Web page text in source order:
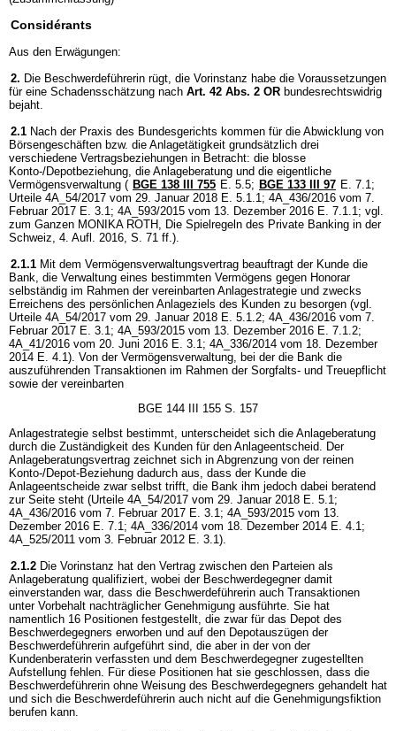
Considérants
Aus den Erwägungen:
2. Die Beschwerdeführerin rügt, die Vorinstanz habe die Voraussetzungen
für eine Schadensschätzung nach Art. 42 Abs. 2 OR bundesrechtswidrig
bejaht.
2.1 Nach der Praxis des Bundesgerichts kommen für die Abwicklung von
Börsengeschäften bzw. die Anlagetätigkeit grundsätzlich drei
verschiedene Vertragsbeziehungen in Betracht: die blosse
Konto-/Depotbeziehung, die Anlageberatung und die eigentliche
Vermögensverwaltung ( BGE 138 III 755 E. 5.5; BGE 133 III 97 E. 7.1;
Urteile 4A_54/2017 vom 29. Januar 2018 E. 5.1.1; 4A_436/2016 vom 7.
Februar 2017 E. 3.1; 4A_593/2015 vom 13. Dezember 2016 E. 7.1.1; vgl.
zum Ganzen MONIKA ROTH, Die Spielregeln des Private Banking in der
Schweiz, 4. Aufl. 2016, S. 71 ff.).
2.1.1 Mit dem Vermögensverwaltungsvertrag beauftragt der Kunde die
Bank, die Verwaltung eines bestimmten Vermögens gegen Honorar
selbständig im Rahmen der vereinbarten Anlagestrategie und zwecks
Erreichens des persönlichen Anlageziels des Kunden zu besorgen (vgl.
Urteile 4A_54/2017 vom 29. Januar 2018 E. 5.1.2; 4A_436/2016 vom 7.
Februar 2017 E. 3.1; 4A_593/2015 vom 13. Dezember 2016 E. 7.1.2;
4A_41/2016 vom 20. Juni 2016 E. 3.1; 4A_336/2014 vom 18. Dezember
2014 E. 4.1). Von der Vermögensverwaltung, bei der die Bank die
auszuführenden Transaktionen im Rahmen der Sorgfalts- und Treuepflicht
sowie der vereinbarten
BGE 144 III 155 S. 157
Anlagestrategie selbst bestimmt, unterscheidet sich die Anlageberatung
durch die Zuständigkeit des Kunden für den Anlageentscheid. Der
Anlageberatungsvertrag zeichnet sich in Abgrenzung von der reinen
Konto-/Depot-Beziehung dadurch aus, dass der Kunde die
Anlageentscheide zwar selbst trifft, die Bank ihm jedoch dabei beratend
zur Seite steht (Urteile 4A_54/2017 vom 29. Januar 2018 E. 5.1;
4A_436/2016 vom 7. Februar 2017 E. 3.1; 4A_593/2015 vom 13.
Dezember 2016 E. 7.1; 4A_336/2014 vom 18. Dezember 2014 E. 4.1;
4A_525/2011 vom 3. Februar 2012 E. 3.1).
2.1.2 Die Vorinstanz hat den Vertrag zwischen den Parteien als
Anlageberatung qualifiziert, wobei der Beschwerdegegner damit
einverstanden war, dass die Beschwerdeführerin auch Transaktionen
unter Vorbehalt nachträglicher Genehmigung ausführte. Sie hat
namentlich 16 Positionen festgestellt, die zwar für das Depot des
Beschwerdegegners erworben und auf den Depotauszügen der
Beschwerdeführerin aufgeführt sind, die aber in der von der
Kundenberaterin verfassten und dem Beschwerdegegner zugestellten
Aufstellung fehlen. Für diese Positionen hat sie geschlossen, dass die
Beschwerdeführerin ohne Weisung des Beschwerdegegners gehandelt hat
und sich die Beschwerdeführerin auch nicht auf die Genehmigungsfiktion
berufen kann.